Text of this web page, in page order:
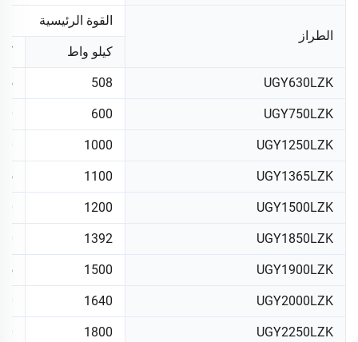
الطراز
القوة الرئيسية
كيلو واط
UGY630LZK
508
UGY750LZK
600
UGY1250LZK
1000
UGY1365LZK
1100
UGY1500LZK
1200
UGY1850LZK
1392
UGY1900LZK
1500
UGY2000LZK
1640
UGY2250LZK
1800